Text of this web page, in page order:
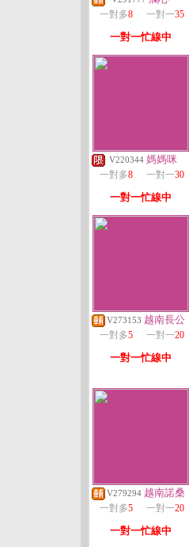
一對多8 一對一35
一對一忙線中
V220344 媽媽咪
一對多8 一對一30
一對一忙線中
V273153 越南長公
一對多5 一對一20
一對一忙線中
V279294 越南諾桑
一對多5 一對一20
一對一忙線中